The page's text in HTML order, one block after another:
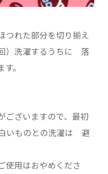
つれた部分を切り揃え
）洗濯するうちに 落
。
ございますので、最初
いものとの洗濯は 避
使用はおやめくださ